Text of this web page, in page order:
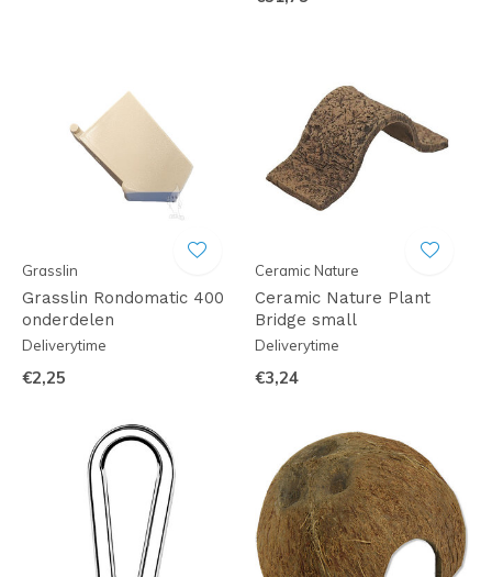
Grasslin
Grasslin Rondomatic 400
onderdelen
Deliverytime
€2,25
Ceramic Nature
Ceramic Nature Plant
Bridge small
Deliverytime
€3,24